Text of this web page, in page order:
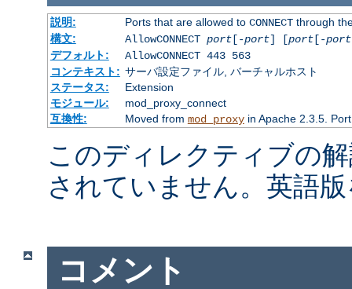
説明: Ports that are allowed to CONNECTthrough
構文:
AllowCONNECT port[-port] [port[-port
デフォルト:
AllowCONNECT 443 563
コンテキスト: サーバ設定ファイル, バーチャルホスト
ステータス:
Extension
モジュール:
mod_proxy_connect
互換性:
Moved from mod_proxyin Apache 2.3.5.
このディレクティブの
されていません。英語
コメント